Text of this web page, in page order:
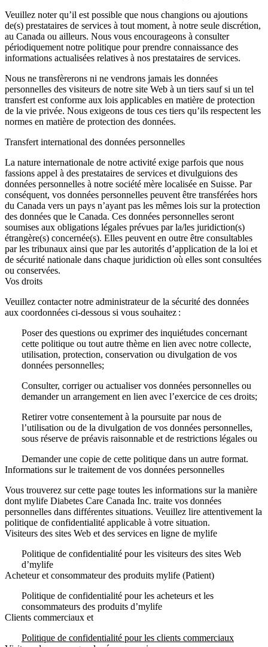
Veuillez noter qu’il est possible que nous changions ou ajoutions
de(s) prestataires de services à tout moment, à notre seule discrétion,
au Canada ou ailleurs. Nous vous encourageons à consulter
périodiquement notre politique pour prendre connaissance des
informations actualisées relatives à nos prestataires de services.
Nous ne transfèrerons ni ne vendrons jamais les données
personnelles des visiteurs de notre site Web à un tiers sauf si un tel
transfert est conforme aux lois applicables en matière de protection
de la vie privée. Nous exigeons de tous ces tiers qu’ils respectent les
normes en matière de protection des données.
Transfert international des données personnelles
La nature internationale de notre activité exige parfois que nous
fassions appel à des prestataires de services et divulguions des
données personnelles à notre société mère localisée en Suisse. Par
conséquent, vos données personnelles peuvent être transférées hors
du Canada vers un pays n’ayant pas les mêmes lois sur la protection
des données que le Canada. Ces données personnelles seront
soumises aux obligations légales prévues par la/les juridiction(s)
étrangère(s) concernée(s). Elles peuvent en outre être consultables
par les tribunaux ainsi que par les autorités d’application de la loi et
de sécurité nationale dans chaque juridiction où elles sont consultées
ou conservées.
Vos droits
Veuillez contacter notre administrateur de la sécurité des données
aux coordonnées ci-dessous si vous souhaitez :
Poser des questions ou exprimer des inquiétudes concernant
cette politique ou tout autre thème en lien avec notre collecte,
utilisation, protection, conservation ou divulgation de vos
données personnelles;
Consulter, corriger ou actualiser vos données personnelles ou
demander un arrangement en lien avec l’exercice de ces droits;
Retirer votre consentement à la poursuite par nous de
l’utilisation ou de la divulgation de vos données personnelles,
sous réserve de préavis raisonnable et de restrictions légales ou
Demander une copie de cette politique dans un autre format.
Informations sur le traitement de vos données personnelles
Vous trouverez sur cette page toutes les informations sur la manière
dont mylife Diabetes Care Canada Inc. traite vos données
personnelles dans différentes situations. Veuillez lire attentivement la
politique de confidentialité applicable à votre situation.
Visiteurs des sites Web et des services en ligne de mylife
Politique de confidentialité pour les visiteurs des sites Web
d’mylife
Acheteur et consommateur des produits mylife (Patient)
Politique de confidentialité pour les acheteurs et les
consommateurs des produits d’mylife
Clients commerciaux et
Politique de confidentialité pour les clients commerciaux